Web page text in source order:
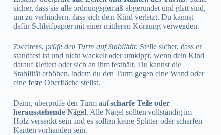
sicher, dass sie alle ordnungsgemäß abgerundet und glatt sind,
um zu verhindern, dass sich dein Kind verletzt. Du kannst
dafür Schleifpapier mit einer mittleren Körnung verwenden.
Zweitens, prüfe den Turm auf Stabilität. Stelle sicher, dass er
standfest ist und nicht wackelt oder umkippt, wenn dein Kind
darauf klettert oder sich an ihm festhält. Du kannst die
Stabilität erhöhen, indem du den Turm gegen eine Wand oder
eine feste Oberfläche stellst.
Dann, überprüfe den Turm aufscharfe Teile oder
herausstehende Nägel. Alle Nägel sollten vollständig im
Holz versenkt sein und es sollten keine Splitter oder scharfen
Kanten vorhanden sein.